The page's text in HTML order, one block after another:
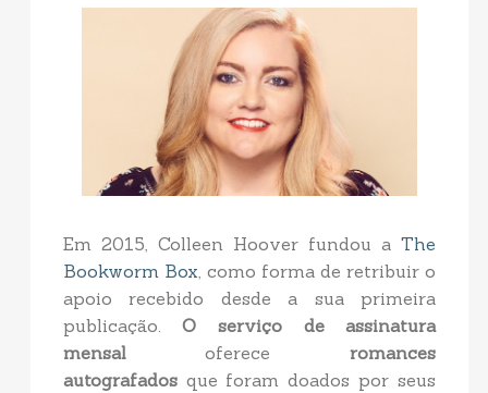
Em 2015, Colleen Hoover fundou aThe
Bookworm Box, como forma de retribuir o
apoio recebido desde a sua primeira
publicação.O serviço de assinatura
mensalofereceromances
autografadosque foram doados por seus